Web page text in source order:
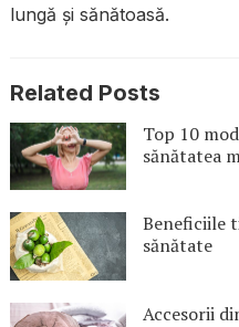
lungă și sănătoasă.
Related Posts
Top 10
sănătatea
Beneficiile
sănătate
Accesorii